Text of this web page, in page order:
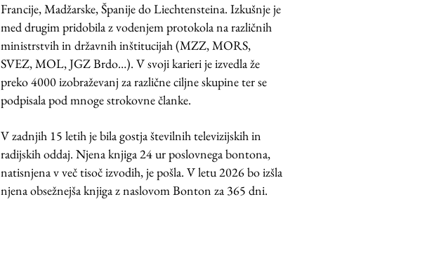
Francije, Madžarske, Španije do Liechtensteina. Izkušnje je
med drugim pridobila z vodenjem protokola na različnih
ministrstvih in državnih inštitucijah (MZZ, MORS,
SVEZ, MOL, JGZ Brdo…). V svoji karieri je izvedla že
preko 4000 izobraževanj za različne ciljne skupine ter se
podpisala pod mnoge strokovne članke.
V zadnjih 15 letih je bila gostja številnih televizijskih in
radijskih oddaj. Njena knjiga 24 ur poslovnega bontona,
natisnjena v več tisoč izvodih, je pošla. V letu 2026bo izšla
njena obsežnejša knjiga z naslovom Bonton za 365 dni.